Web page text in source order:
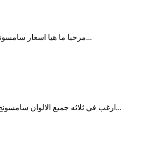
مرحبا ما هيا اسعار سامسونج نوت 10 برو...
ارغب في ثلاثه جميع الالوان سامسونج نوت 5 دوس...